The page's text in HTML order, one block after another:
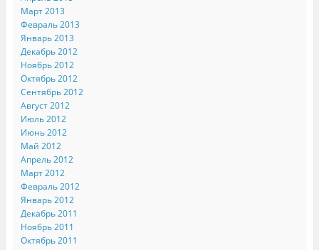
Март 2013
Февраль 2013
Январь 2013
Декабрь 2012
Ноябрь 2012
Октябрь 2012
Сентябрь 2012
Август 2012
Июль 2012
Июнь 2012
Май 2012
Апрель 2012
Март 2012
Февраль 2012
Январь 2012
Декабрь 2011
Ноябрь 2011
Октябрь 2011